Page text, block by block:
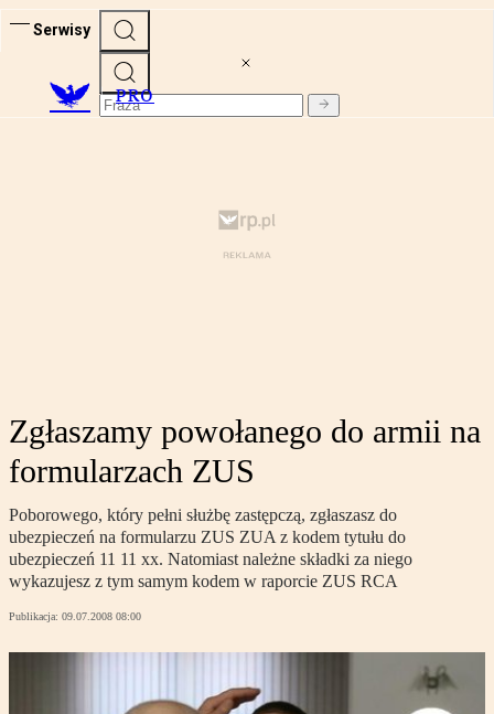
Serwisy
PRO
Zgłaszamy powołanego do armii na
formularzach ZUS
Poborowego, który pełni służbę zastępczą, zgłaszasz do
ubezpieczeń na formularzu ZUS ZUA z kodem tytułu do
ubezpieczeń 11 11 xx. Natomiast należne składki za niego
wykazujesz z tym samym kodem w raporcie ZUS RCA
Publikacja: 09.07.2008 08:00